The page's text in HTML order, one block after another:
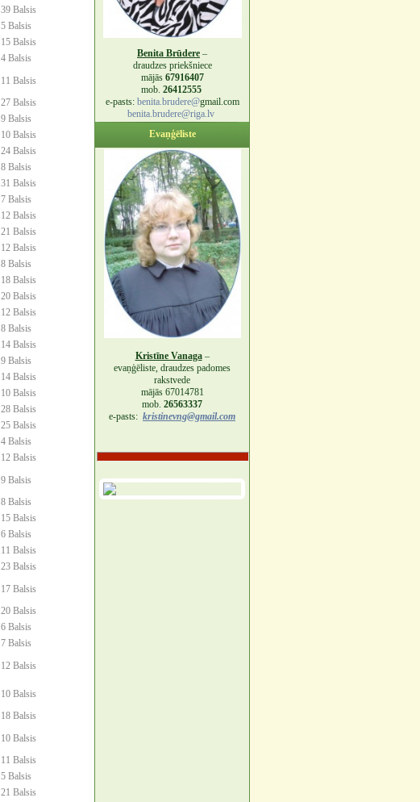
39 Balsis
5 Balsis
15 Balsis
4 Balsis
11 Balsis
27 Balsis
9 Balsis
10 Balsis
24 Balsis
8 Balsis
31 Balsis
7 Balsis
12 Balsis
21 Balsis
12 Balsis
8 Balsis
18 Balsis
20 Balsis
12 Balsis
8 Balsis
14 Balsis
9 Balsis
14 Balsis
10 Balsis
28 Balsis
25 Balsis
4 Balsis
12 Balsis
9 Balsis
8 Balsis
15 Balsis
6 Balsis
11 Balsis
23 Balsis
17 Balsis
20 Balsis
6 Balsis
7 Balsis
12 Balsis
10 Balsis
18 Balsis
10 Balsis
11 Balsis
5 Balsis
21 Balsis
Benita Brūdere –
draudzes priekšniece
mājās 67916407
mob. 26412555
e-pasts: benita.brudere@gmail.com
benita.brudere@riga.lv
Evaņģēliste
Kristīne Vanaga–
evaņģēliste, draudzes padomes
rakstvede
mājās 67014781
mob. 26563337
e-pasts: kristinevng@gmail.com